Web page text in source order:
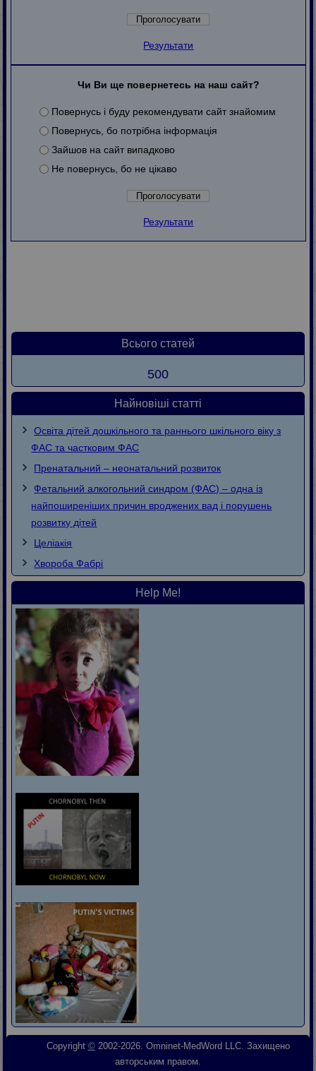
Результати
Чи Ви ще повернетесь на наш сайт?
Повернусь і буду рекомендувати сайт знайомим
Повернусь, бо потрібна інформація
Зайшов на сайт випадково
Не повернусь, бо не цікаво
Результати
Всього статей
500
Найновіші статті
Освіта дітей дошкільного та раннього шкільного віку з
ФАС та частковим ФАС
Пренатальний – неонатальний розвиток
Фетальний алкогольний синдром (ФАС) – одна із
найпоширеніших причин вроджених вад і порушень
розвитку дітей
Целіакія
Хвороба Фaбpi
Help Me!
Copyright ©2002-2026. Omninet-MedWord LLC. Захищено
авторським правом.